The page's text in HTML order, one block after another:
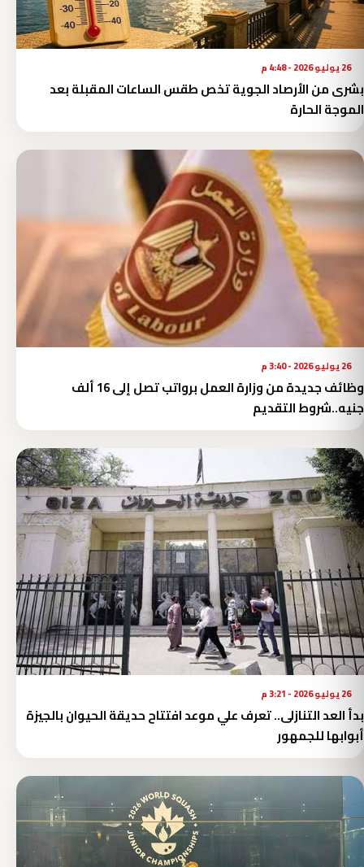
26 يوليو 2026 - 4:48 م
بشرى من الأرصاد الجوية تخص طقس الساعات المقبلة بعد
الموجة الحارة
26 يوليو 2026 - 3:40 م
وظائف جديدة من وزارة العمل برواتب تصل إلى 16 ألف
جنيه..شروط التقديم
26 يوليو 2026 - 3:21 م
بدأ العد التنازلى.. تعرف علي موعد افتتاح حديقة الحيوان بالجيزة
أبوابها للجمهور